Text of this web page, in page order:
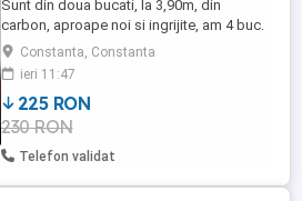
Sunt din doua bucati, la 3,90m, din
carbon, aproape noi si ingrijite, am 4 buc.
Constanta, Constanta
ieri 11:47
225 RON
230 RON
Telefon validat